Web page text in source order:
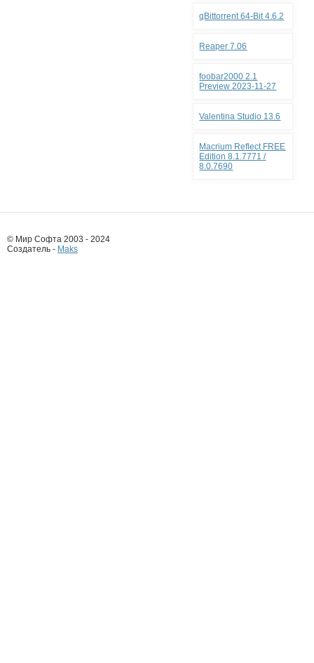
qBittorrent 64-Bit 4.6.2
Reaper 7.06
foobar2000 2.1
Preview 2023-11-27
Valentina Studio 13.6
Macrium Reflect FREE
Edition 8.1.7771 /
8.0.7690
© Мир Софта 2003 - 2024
Создатель - Maks